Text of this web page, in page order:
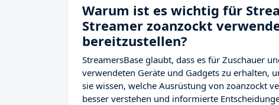
Warum ist es wichtig für
Streamer zoanzockt
bereitzustellen?
StreamersBase glaubt, dass es für Zuschauer
verwendeten Geräte und Gadgets zu erhalten,
sie wissen, welche Ausrüstung von zoanzockt
besser verstehen und informierte